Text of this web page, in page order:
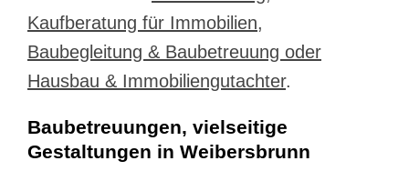
Kaufberatung für Immobilien,
Baubegleitung & Baubetreuung oder
Hausbau & Immobiliengutachter.
Baubetreuungen, vielseitige
Gestaltungen in Weibersbrunn